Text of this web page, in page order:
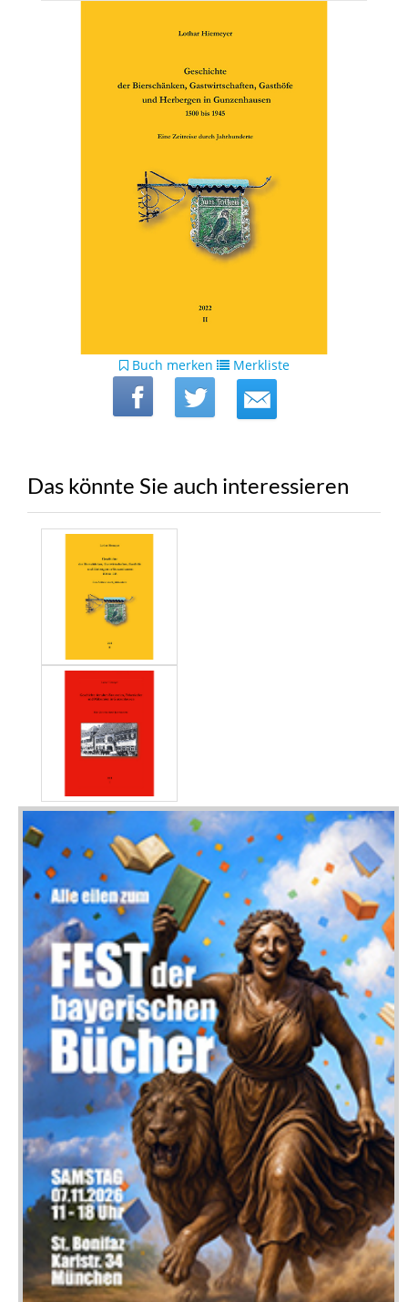
Buch merken Merkliste
Das könnte Sie auch interessieren